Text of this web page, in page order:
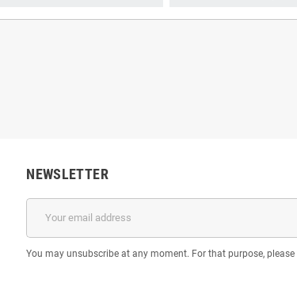
NEWSLETTER
You may unsubscribe at any moment. For that purpose,